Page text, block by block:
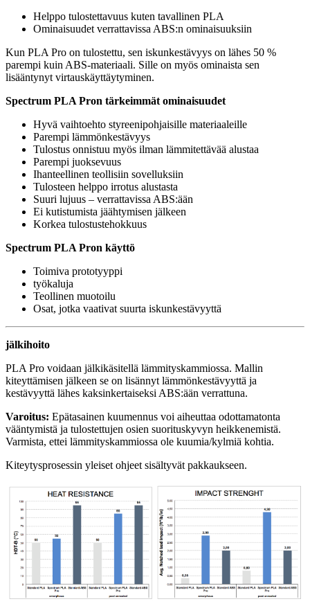
Helppo tulostettavuus kuten tavallinen PLA
Ominaisuudet verrattavissa ABS:n ominaisuuksiin
Kun PLA Pro on tulostettu, sen iskunkestävyys on lähes 50 %
parempi kuin ABS-materiaali. Sille on myös ominaista sen
lisääntynyt virtauskäyttäytyminen.
Spectrum PLA Pron tärkeimmät ominaisuudet
Hyvä vaihtoehto styreenipohjaisille materiaaleille
Parempi lämmönkestävyys
Tulostus onnistuu myös ilman lämmitettävää alustaa
Parempi juoksevuus
Ihanteellinen teollisiin sovelluksiin
Tulosteen helppo irrotus alustasta
Suuri lujuus – verrattavissa ABS:ään
Ei kutistumista jäähtymisen jälkeen
Korkea tulostustehokkuus
Spectrum PLA Pron käyttö
Toimiva prototyyppi
työkaluja
Teollinen muotoilu
Osat, jotka vaativat suurta iskunkestävyyttä
jälkihoito
PLA Pro voidaan jälkikäsitellä lämmityskammiossa. Mallin
kiteyttämisen jälkeen se on lisännyt lämmönkestävyyttä ja
kestävyyttä lähes kaksinkertaiseksi ABS:ään verrattuna.
Varoitus: Epätasainen kuumennus voi aiheuttaa odottamatonta
vääntymistä ja tulostettujen osien suorituskyvyn heikkenemistä.
Varmista, ettei lämmityskammiossa ole kuumia/kylmiä kohtia.
Kiteytysprosessin yleiset ohjeet sisältyvät pakkaukseen.